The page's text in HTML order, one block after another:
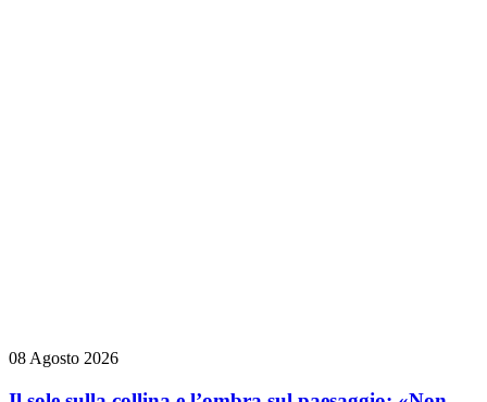
08 Agosto 2026